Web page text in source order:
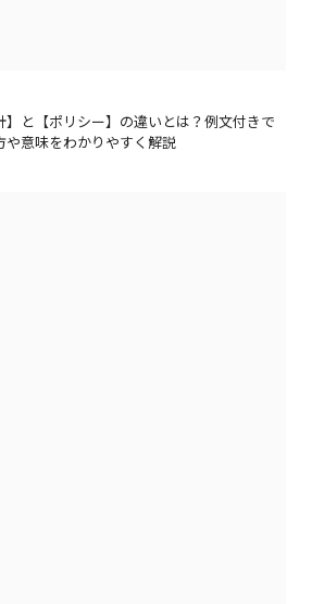
】と【ポリシー】の違いとは？例文付きで
や意味をわかりやすく解説